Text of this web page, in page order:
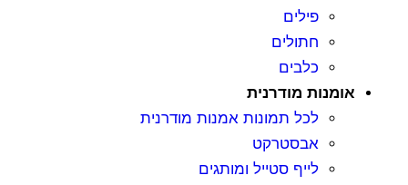
חתולים
מודרנית
לכל תמונות אמנות מודרנית
אבסטרקט
לייף סטייל ומותגים